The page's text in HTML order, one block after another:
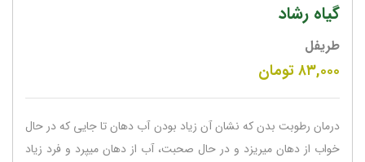
گیاه رشاد
طریفل
۸۳,۰۰۰تومان
درمان رطوبت بدن که نشان آن زیاد بودن آب دهان تا جایی که در حال
خواب از دهان میریزد و در حال صحبت، آب از دهان میپرد و فرد زیاد